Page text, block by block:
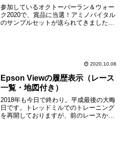
参加しているオクトーバーラン＆ウォー
ク2020で、賞品に当選！アミノバイタル
のサンプルセットが送られてきました。
2020.10.08
Epson Viewの履歴表示（レース
一覧・地図付き）
2018年も今日で終わり。平成最後の大晦
日です。トレッドミルでのトレーニング
を再開しておりますが、前のレースから